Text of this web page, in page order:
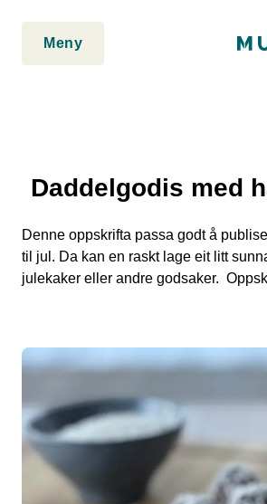
Meny
Daddelgodis med
Denne oppskrifta passa godt å
til jul. Da kan en raskt lage eit litt
julekaker eller andre godsaker.